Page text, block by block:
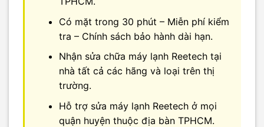
Có mặt trong 30 phút – Miễn phí kiểm
tra – Chính sách bảo hành dài hạn.
Nhận sửa chữa máy lạnh Reetech tại
nhà tất cả các hãng và loại trên thị
trường.
Hỗ trợ sửa máy lạnh Reetech ở mọi
quận huyện thuộc địa bàn TPHCM.